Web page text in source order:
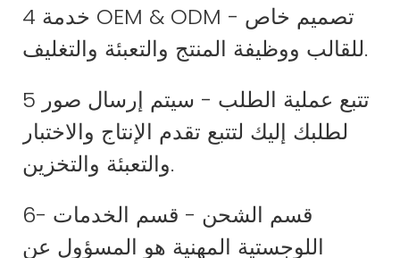
4 خدمة OEM & ODM - تصميم خاص
للقالب ووظيفة المنتج والتعبئة والتغليف.
5 تتبع عملية الطلب - سيتم إرسال صور
لطلبك إليك لتتبع تقدم الإنتاج والاختبار
والتعبئة والتخزين.
6- قسم الشحن - قسم الخدمات
اللوجستية المهنية هو المسؤول عن